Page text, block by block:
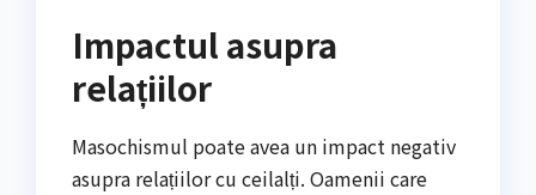
Impactul asupra
relațiilor
Masochismul poate avea un impact negativ
asupra relațiilor cu ceilalți. Oamenii care